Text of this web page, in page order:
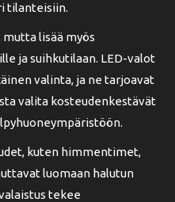
tilanteisiin.
mutta lisää myös
ja suihkutilaan. LED-valot
valinta, ja ne tarjoavat
valita kosteudenkestävät
kuten himmentimet,
luomaan halutun
tekee